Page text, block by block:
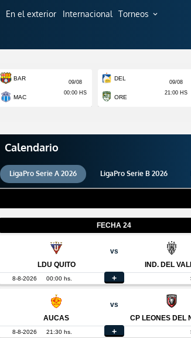
En el exterior Internacional Torneos expand_more
Calendario
LigaPro Serie A 2026 LigaPro Serie B 2026